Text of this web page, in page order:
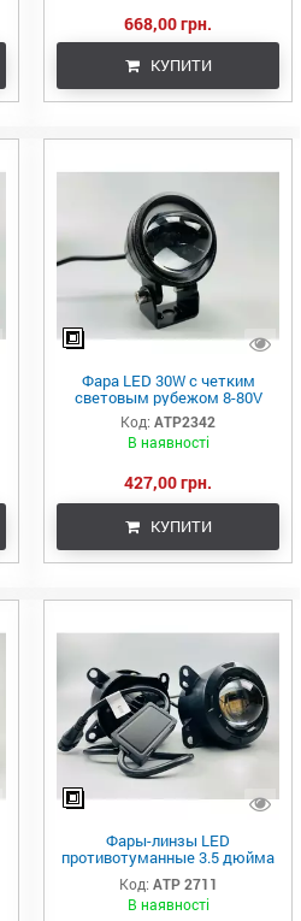
668,00 грн.
КУПИТИ
Фара LED 30W с четким
световым рубежом 8-80V
Код: ATP2342
В наявності
427,00 грн.
КУПИТИ
Фары-линзы LED
противотуманные 3.5 дюйма
(90 мм х 90 мм), 45W, IP67,
12V, 3400 LM (комплект 2 шт.)
Код: ATP 2711
В наявності